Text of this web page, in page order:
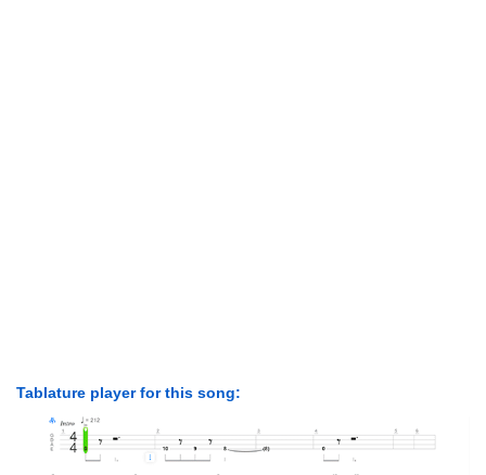
Tablature player for this song: